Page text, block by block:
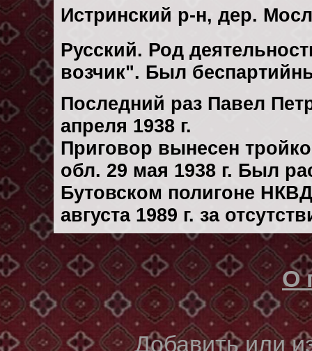
Истринский р-н, дер.
Русский. Род
возчик". Был
Последний раз Павел
апреля 1938 г.
Приговор вынесен
обл. 29 мая 1938 г. Был
Бутовском полигоне
августа 1989 г. за
О
Добавить или